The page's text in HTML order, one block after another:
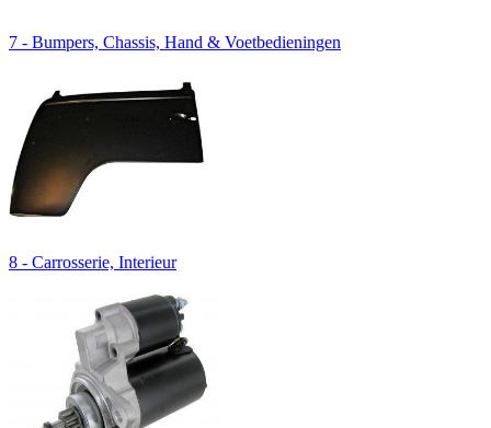
7 - Bumpers, Chassis, Hand & Voetbedieningen
8 - Carrosserie, Interieur